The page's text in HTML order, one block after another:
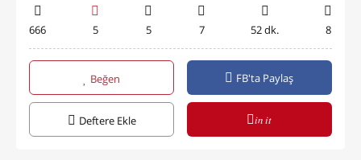
666 5 5 7 52 dk. 8
Beğen FB'ta Paylaş
Deftere Ekle in it